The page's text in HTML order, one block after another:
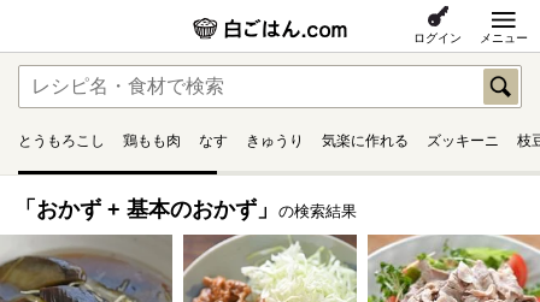
ログイン メニュー
とうもろこし 鶏もも肉 なす きゅうり 気楽に作れる ズッキーニ 枝
「おかず + 基本のおかず」 の検索結果